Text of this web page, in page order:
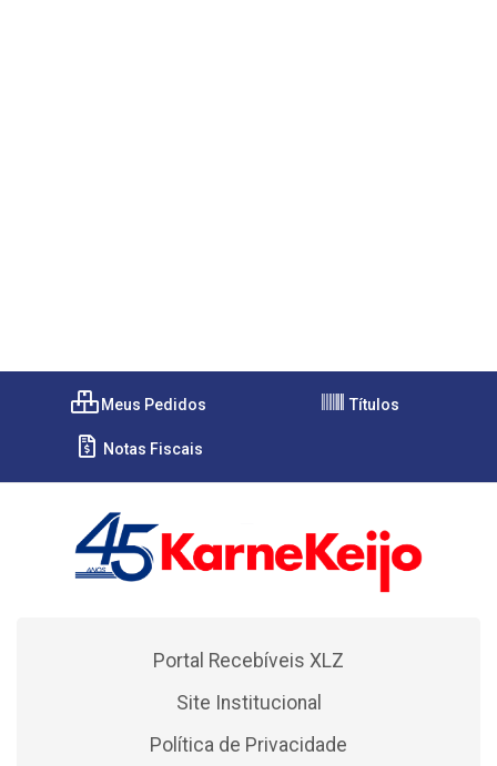
Meus Pedidos Títulos
Notas Fiscais
Portal Recebíveis XLZ
Site Institucional
Política de Privacidade